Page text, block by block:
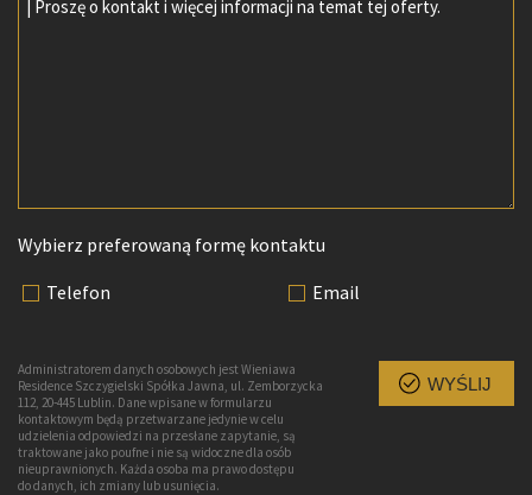
Wybierz preferowaną formę kontaktu
Telefon
Email
Administratorem danych osobowych jest Wieniawa
Residence Szczygielski Spółka Jawna, ul. Zemborzycka
112, 20-445 Lublin. Dane wpisane w formularzu
kontaktowym będą przetwarzane jedynie w celu
udzielenia odpowiedzi na przesłane zapytanie, są
traktowane jako poufne i nie są widoczne dla osób
nieuprawnionych. Każda osoba ma prawo dostępu
do danych, ich zmiany lub usunięcia.
WYŚLIJ